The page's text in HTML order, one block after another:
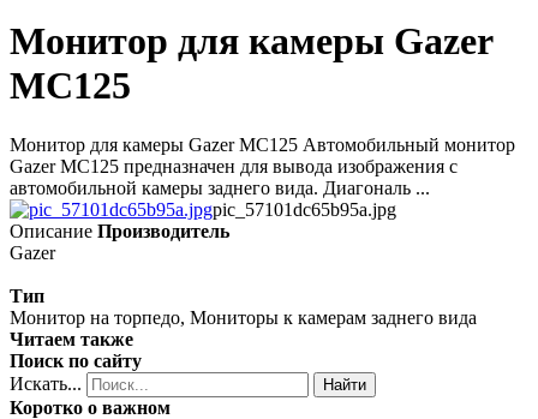
Монитор для камеры Gazer
MC125
Монитор для камеры Gazer MC125 Автомобильный монитор
Gazer MC125 предназначен для вывода изображения с
автомобильной камеры заднего вида. Диагональ ...
pic_57101dc65b95a.jpg
Описание Производитель
Gazer
Тип
Монитор на торпедо, Мониторы к камерам заднего вида
Читаем также
Поиск по сайту
Искать...
Найти
Коротко о важном